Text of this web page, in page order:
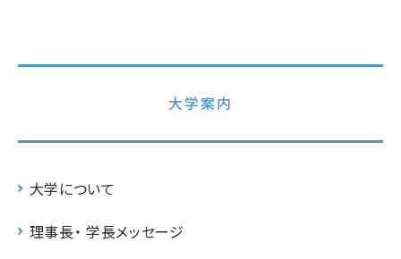
大学案内
大学について
理事長・ 学長メッセージ